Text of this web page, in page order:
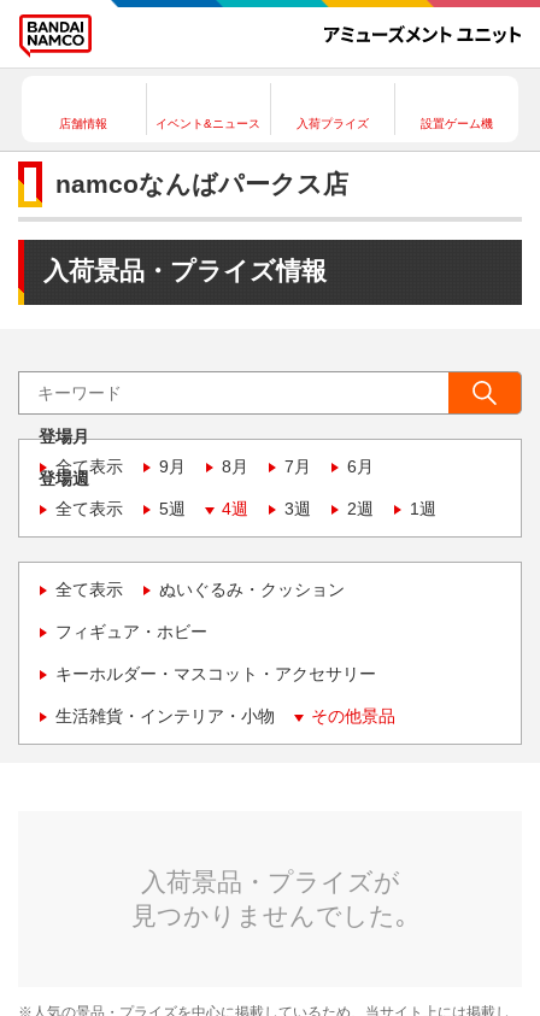
店舗情報 イベント&ニュース 入荷プライズ 設置ゲーム機
namcoなんばパークス店
入荷景品・プライズ情報
登場月
全て表示
9月 8月 7月 6月
登場週
全て表示
5週 4週 3週 2週 1週
全て表示 ぬいぐるみ・クッション
フィギュア・ホビー
キーホルダー・マスコット・アクセサリー
生活雑貨・インテリア・小物 その他景品